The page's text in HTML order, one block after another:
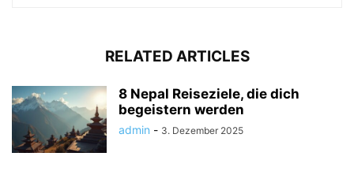
RELATED ARTICLES
8 Nepal Reiseziele, die dich
begeistern werden
admin - 3. Dezember 2025